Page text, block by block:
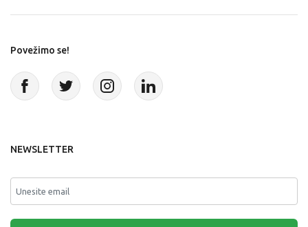
Povežimo se!
NEWSLETTER